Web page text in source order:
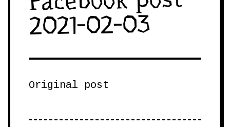
2021-02-03
Original post